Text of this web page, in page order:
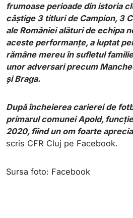
frumoase perioade din istoria
câștige 3 titluri de Campion, 3
ale României alături de echipa
aceste performanțe, a luptat
rămâne mereu în sufletul
unor adversari precum
și Braga.
După încheierea carierei de
primarul comunei Apold,
2020, fiind un om foarte
scris CFR Cluj pe Facebook.
Sursa foto: Facebook